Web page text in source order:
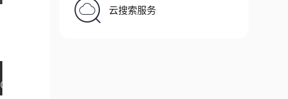
Credential
云搜索服务